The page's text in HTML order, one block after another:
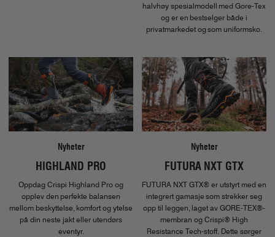
halvhøy spesialmodell med Gore-Tex
og er en bestselger både i
privatmarkedet og som uniformsko.
Nyheter
HIGHLAND PRO
Oppdag Crispi Highland Pro og
opplev den perfekte balansen
mellom beskyttelse, komfort og ytelse
på din neste jakt eller utendørs
eventyr.
Nyheter
FUTURA NXT GTX
FUTURA NXT GTX® er utstyrt med en
integrert gamasje som strekker seg
opp til leggen, laget av GORE-TEX®-
membran og Crispi® High
Resistance Tech-stoff. Dette sørger